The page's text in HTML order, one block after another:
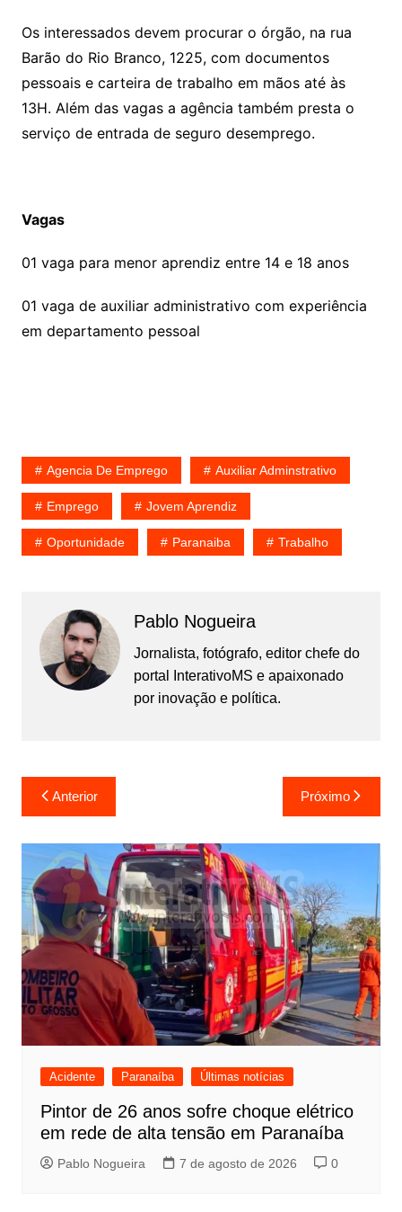
Os interessados devem procurar o órgão, na rua
Barão do Rio Branco, 1225, com documentos
pessoais e carteira de trabalho em mãos até às
13H. Além das vagas a agência também presta o
serviço de entrada de seguro desemprego.
Vagas
01 vaga para menor aprendiz entre 14 e 18 anos
01 vaga de auxiliar administrativo com experiência
em departamento pessoal
Agencia De Emprego Auxiliar Adminstrativo
Emprego Jovem Aprendiz
Oportunidade Paranaiba Trabalho
Pablo Nogueira
Jornalista, fotógrafo, editor chefe do
portal InterativoMS e apaixonado
por inovação e política.
Navegação
de
Post
Anterior Próximo
Acidente Paranaíba Últimas notícias
Pintor de 26 anos sofre choque elétrico
em rede de alta tensão em Paranaíba
Pablo Nogueira 7 de agosto de 2026 0